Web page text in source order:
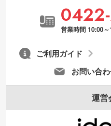
営業時間 10:00
お問い合
ご利用ガイド
運営